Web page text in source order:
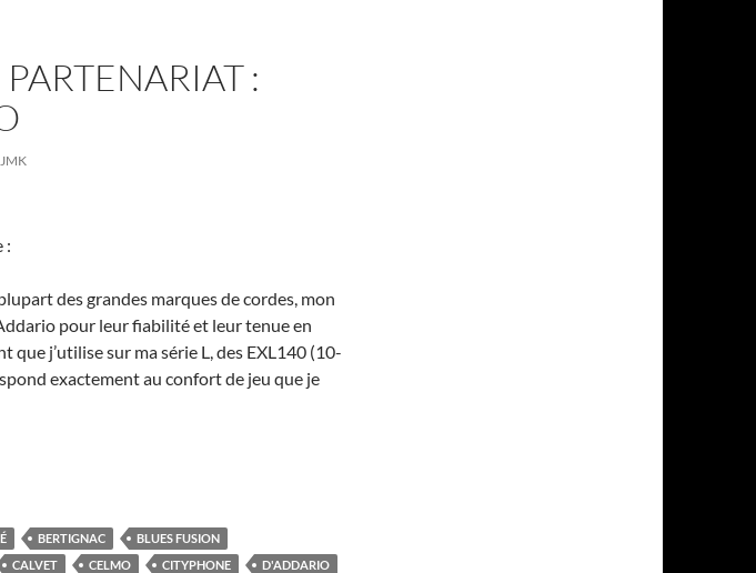
:
JMK
:
des grandes marques de cordes, mon
pour leur fiabilité et leur tenue en
que j’utilise sur ma série L, des EXL140 (10-
exactement au confort de jeu que je
BERTIGNAC
BLUES FUSION
CALVET CELMO CITYPHONE
D'ADDARIO